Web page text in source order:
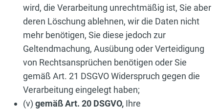
wird, die Verarbeitung unrechtmäßig ist, Sie aber
deren Löschung ablehnen, wir die Daten nicht
mehr benötigen, Sie diese jedoch zur
Geltendmachung, Ausübung oder Verteidigung
von Rechtsansprüchen benötigen oder Sie
gemäß Art. 21 DSGVO Widerspruch gegen die
Verarbeitung eingelegt haben;
(v) gemäß Art. 20 DSGVO, Ihre